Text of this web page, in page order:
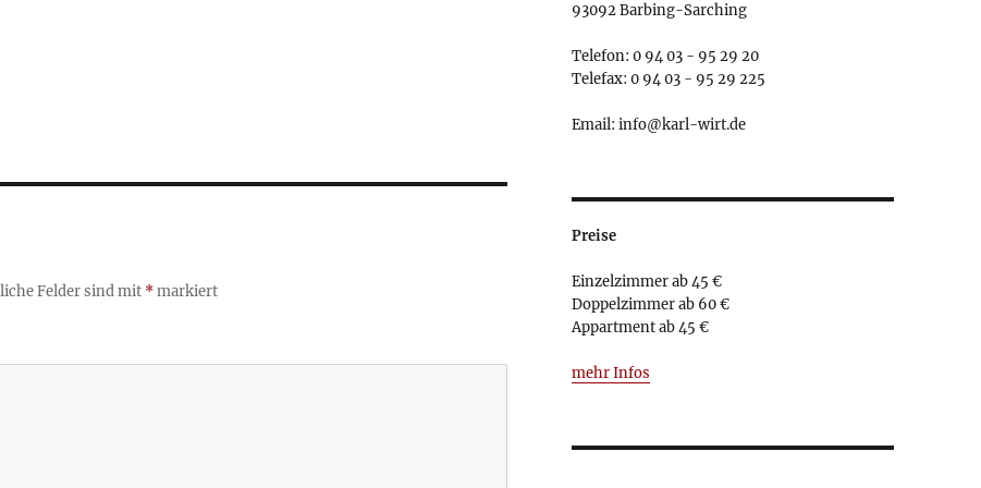
Felder sind mit *markiert
93092 Barbing-Sarching
Telefon: 0 94 03 - 95 29 20
Telefax: 0 94 03 - 95 29 225
Email: info@karl-wirt.de
Preise
Einzelzimmer ab 45 €
Doppelzimmer ab 60 €
Appartment ab 45 €
mehr Infos